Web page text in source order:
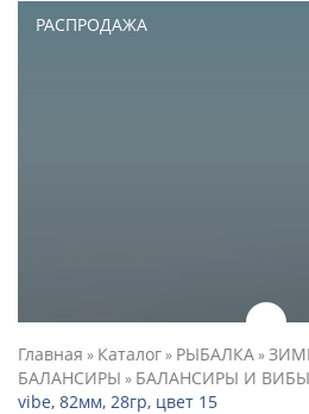
РАСПРОДАЖА
Главная » Каталог» РЫБАЛКА»
БАЛАНСИРЫ » БАЛАНСИРЫ И
vibe, 82мм, 28гр, цвет 15